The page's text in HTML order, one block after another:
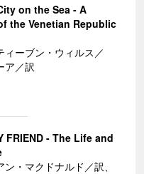
on the Sea - A
the Venetian Republic
ーブン・ウィルス／
ア／訳
FRIEND - The Life and
・マクドナルド／訳、